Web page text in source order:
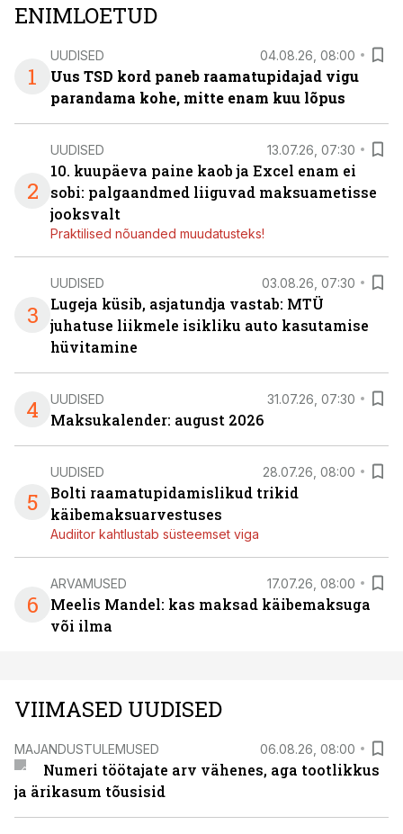
ENIMLOETUD
1
UUDISED 04.08.26, 08:00
Uus TSD kord paneb raamatupidajad vigu
parandama kohe, mitte enam kuu lõpus
2
UUDISED 13.07.26, 07:30
10. kuupäeva paine kaob ja Excel enam ei
sobi: palgaandmed liiguvad maksuametisse
jooksvalt
Praktilised nõuanded muudatusteks!
3
UUDISED 03.08.26, 07:30
Lugeja küsib, asjatundja vastab: MTÜ
juhatuse liikmele isikliku auto kasutamise
hüvitamine
4 UUDISED 31.07.26, 07:30
Maksukalender: august 2026
5
UUDISED 28.07.26, 08:00
Bolti raamatupidamislikud trikid
käibemaksuarvestuses
Audiitor kahtlustab süsteemset viga
6
ARVAMUSED 17.07.26, 08:00
Meelis Mandel: kas maksad käibemaksuga
või ilma
VIIMASED UUDISED
MAJANDUSTULEMUSED 06.08.26, 08:00
Numeri töötajate arv vähenes, aga tootlikkus
ja ärikasum tõusisid